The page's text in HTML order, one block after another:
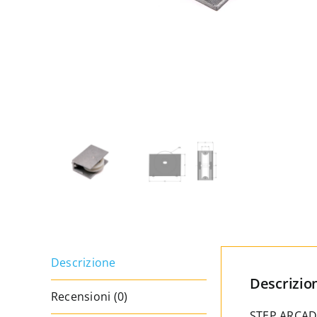
Descrizione
Recensioni (0)